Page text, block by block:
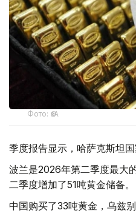
Фото: ӨзА
季度报告显示，哈萨克斯坦
波兰是2026年第二季度最大
二季度增加了51吨黄金储备。
中国购买了33吨黄金，乌兹